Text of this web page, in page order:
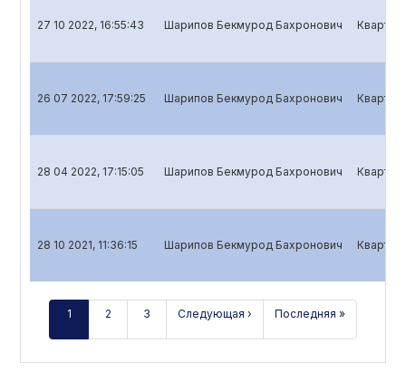
27 10 2022, 16:55:43 Шарипов Бекмурод Бахронович
26 07 2022, 17:59:25 Шарипов Бекмурод Бахронович
28 04 2022, 17:15:05 Шарипов Бекмурод Бахронович
28 10 2021, 11:36:15 Шарипов Бекмурод Бахронович
1 2 3 Следующая › Последняя »